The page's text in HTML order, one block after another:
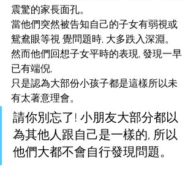
震驚的家長面孔。
當他們突然被告知自己的子女有弱視或
鴛鴦眼等視 覺問題時, 大多跌入深淵。
然而他們回想子女平時的表現, 發現一早
已有端倪,
只是認為大部份小孩子都是這樣所以未
有太著意理會。
請你別忘了! 小朋友大部分都以
為其他人跟自己是一樣的, 所以
他們大都不會自行發現問題。